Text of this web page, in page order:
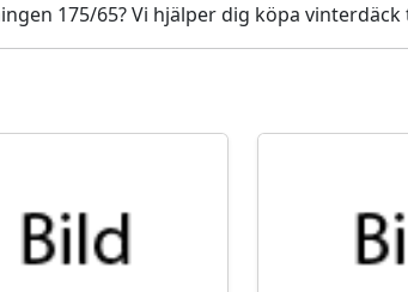
175/65? Vi hjälper dig köpa